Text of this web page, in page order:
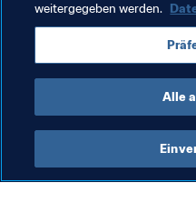
Die Ergebnisse der
an fifa.eworldcup@fifa.org
der Online-Qualifikation
weitergegeben werden.
Alle